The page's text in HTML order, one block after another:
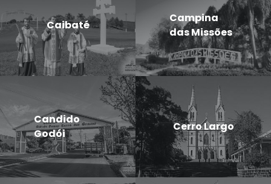
Caibaté
Campina
das Missões
Candido
Godói
Cerro Largo